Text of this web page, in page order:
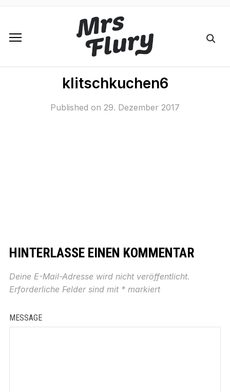
klitschkuchen6
Published on 29. Dezember 2017
HINTERLASSE EINEN KOMMENTAR
Deine E-Mail-Adresse wird nicht veröffentlicht.
Erforderliche Felder sind mit *markiert
MESSAGE